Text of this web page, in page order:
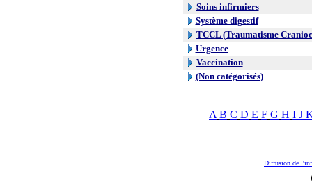
Soins infirmiers
Système digestif
TCCL (Traumatisme
Urgence
Vaccination
(Non catégorisés)
A B C D E F G H I J
Diffusion de